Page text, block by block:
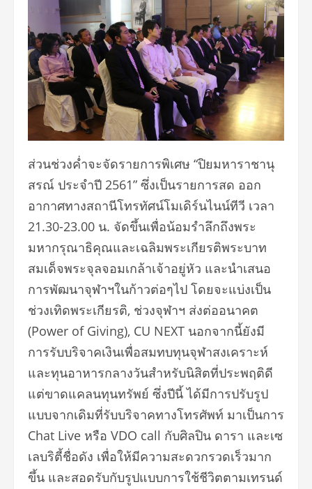
ส่วนช่วงค่ำจะจัดรายการพิเศษ “ปิยมหาราชานุ
สรณ์ ประจำปี 2561” ซึ่งเป็นรายการสด ออก
อากาศทางสถานีโทรทัศน์โมเดิร์นไนน์ทีวี เวลา
21.30-23.00 น. จัดขึ้นเพื่อน้อมรำลึกถึงพระ
มหากรุณาธิคุณและเฉลิมพระเกียรติพระบาท
สมเด็จพระจุลจอมเกล้าเจ้าอยู่หัว และนำเสนอ
การพัฒนาจุฬาฯในก้าวต่อๆไป โดยจะแบ่งเป็น
ช่วงเทิดพระเกียรติ, ช่วงจุฬาฯ ส่งต่ออนาคต
(Power of Giving), CU NEXT นอกจากนี้ยังมี
การรับบริจาคเงินเพื่อสมทบทุนจุฬาสงเคราะห์
และทุนอาหารกลางวันสำหรับนิสิตที่ประพฤติดี
แต่ขาดแคลนทุนทรัพย์ ซึ่งปีนี้ ได้มีการปรับรูป
แบบจากเดิมที่รับบริจาคทางโทรศัพท์ มาเป็นการ
Chat Live หรือ VDO call กับศิลปิน ดารา และเซ
เลบริตี้ชื่อดัง เพื่อให้มีความสะดวกรวดเร็วมาก
ขึ้น และสอดรับกับรูปแบบการใช้ชีวิตตามเทรนด์